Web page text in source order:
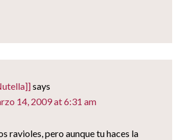
says
14, 2009 at 6:31 am
ravioles, pero aunque tu haces la